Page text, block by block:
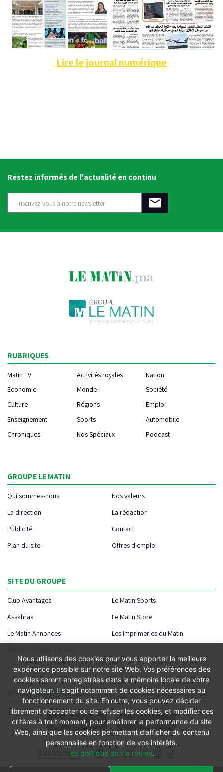
Lire le journal numérique
Restez informés de l'actualité en continu
Suivez-nous
RUBRIQUES
Matin TV Activités royales
Nation
Economie
Monde
Société
Culture
Régions
Emploi
Enseignement
Sports
Automobile
Chroniques
Nos Spéciaux Podcast
GROUPE LE MATIN
Qui sommes-nous
Nos valeurs
La direction
La rédaction
Publicité
Contact
Plan du site
Offres d'emploi
SITE DU GROUPE
Club Avantages
Le Matin Sports
Assahraa
Le Matin Store
Le Matin Annonces
Les Imprimeries du Matin
NOTRE APPLICATION
Nous utilisons des cookies pour vous apporter la meilleure
expérience possible sur notre site Web. Vos préférences des
cookies seront enregistrées dans la mémoire locale de votre
navigateur. Il s’agit notamment de cookies nécessaires au
fonctionnement du site. En outre, vous pouvez décider
librement d’accepter ou de refuser les cookies, et modifier ces
critères à tout moment, pour améliorer la performance du site
Web, ainsi que les cookies permettant d’afficher du contenu
personnalisé en fonction de vos intérêts.
les politique de vie privee.